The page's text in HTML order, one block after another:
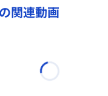
関連動画